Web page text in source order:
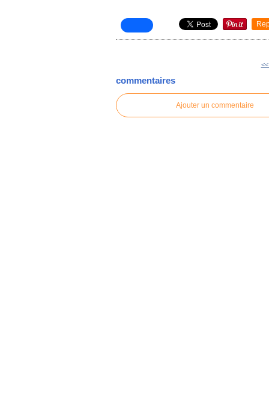
commentaires
Ajouter un commentaire